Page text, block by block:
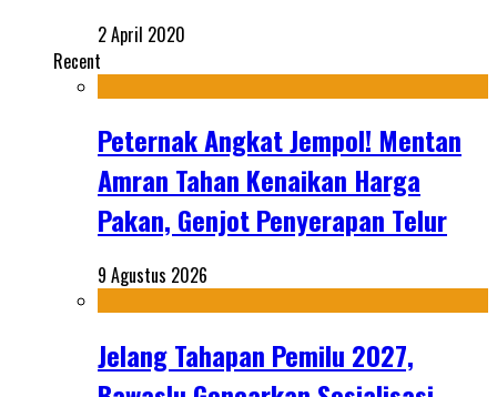
2 April 2020
Recent
Peternak Angkat Jempol! Mentan
Amran Tahan Kenaikan Harga
Pakan, Genjot Penyerapan Telur
9 Agustus 2026
Jelang Tahapan Pemilu 2027,